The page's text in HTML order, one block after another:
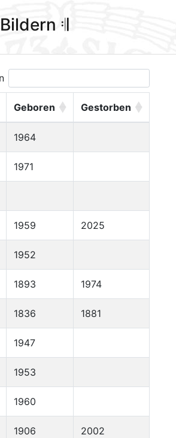
Bildern 𝄇
Geboren Gestorben
1964
1971
1959 2025
1952
1893 1974
1836 1881
1947
1953
1960
1906 2002